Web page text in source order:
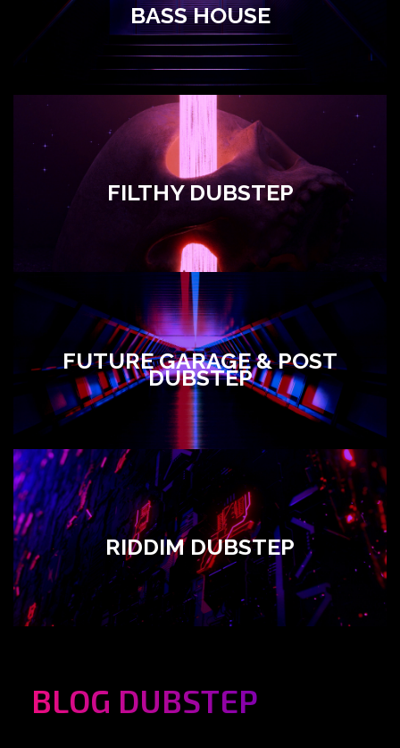
BASS HOUSE
FILTHY DUBSTEP
FUTURE GARAGE & POST
DUBSTEP
RIDDIM DUBSTEP
BLOG DUBSTEP